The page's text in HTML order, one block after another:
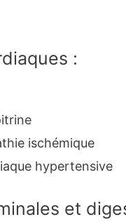
:
ischémique
hypertensive
et